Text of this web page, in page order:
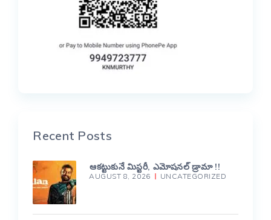
Recent Posts
ఆకట్టుకునే మిస్టరీ, ఎమోషనల్ డ్రామా !!
AUGUST 8, 2026 UNCATEGORIZED